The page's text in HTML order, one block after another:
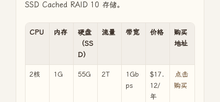
SSD Cached RAID 10 存储。
CPU 内存
硬盘
（SS
D）
流量 带宽 价格
购买
地址
2核 1G 55G 2T
1Gb
ps
$17.
12/
年
点击
购买